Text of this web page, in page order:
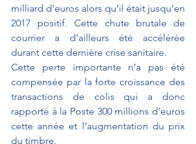
milliard d’euros alors qu’il était jusqu’en
2017 positif. Cette chute brutale de
courrier a d’ailleurs été accélérée
durant cette dernière crise sanitaire.
Cette perte importante n’a pas été
compensée par la forte croissance des
transactions de colis qui a donc
rapporté à la Poste 300 millions d’euros
cette année et l’augmentation du prix
du timbre.